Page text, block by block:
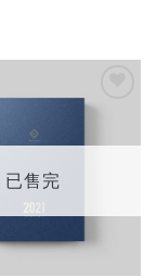
望輕
已售完